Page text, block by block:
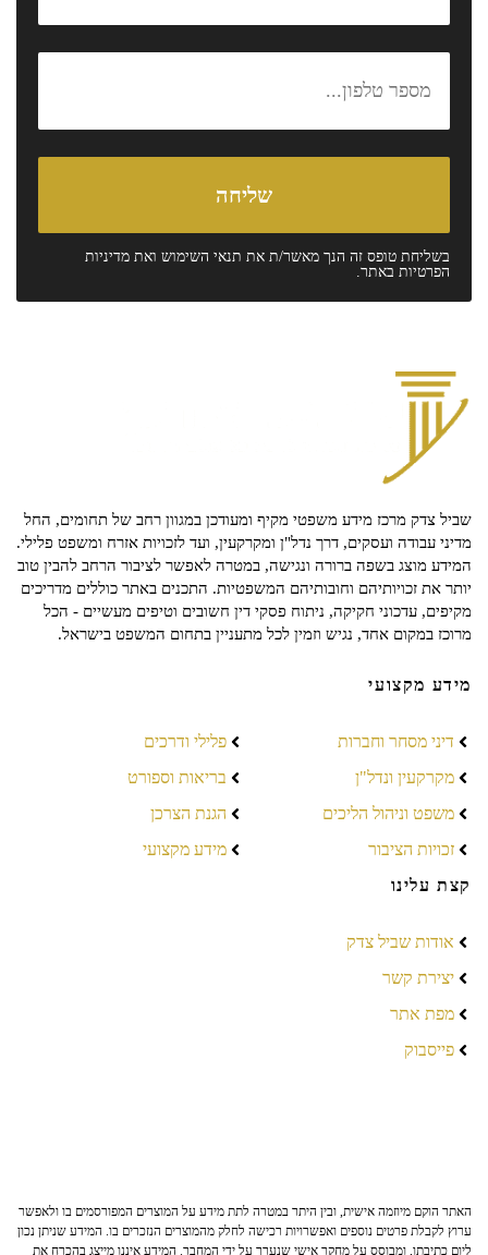
בשליחת טופס זה הנך מאשר/ת את תנאי השימוש ואת מדיניות
הפרטיות באתר.
שביל צדק מרכז מידע משפטי מקיף ומעודכן במגוון רחב של תחומים, החל
מדיני עבודה ועסקים, דרך נדל"ן ומקרקעין, ועד לזכויות אזרח ומשפט פלילי.
המידע מוצג בשפה ברורה ונגישה, במטרה לאפשר לציבור הרחב להבין טוב
יותר את זכויותיהם וחובותיהם המשפטיות. התכנים באתר כוללים מדריכים
מקיפים, עדכוני חקיקה, ניתוח פסקי דין חשובים וטיפים מעשיים - הכל
מרוכז במקום אחד, נגיש וזמין לכל מתעניין בתחום המשפט בישראל.
מידע מקצועי
דיני מסחר וחברות
מקרקעין ונדל"ן
משפט וניהול הליכים
זכויות הציבור
פלילי ודרכים
בריאות וספורט
הגנת הצרכן
מידע מקצועי
קצת עלינו
אודות שביל צדק
יצירת קשר
מפת אתר
פייסבוק
האתר הוקם מיוזמה אישית, ובין היתר במטרה לתת מידע על המוצרים המפורסמים בו ולאפשר
ערוץ לקבלת פרטים נוספים ואפשרויות רכישה לחלק מהמוצרים הנזכרים בו. המידע שניתן נכון
ליום כתיבתו, ומבוסס על מחקר אישי שנערך על ידי המחבר. המידע איננו מייצג בהכרח את